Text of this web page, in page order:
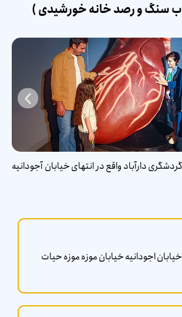
سنگ و رصد خانه خورشیدی )
دارآباد واقع در انتهای خیابان آجودانیه
و خوش آب و هوا ترین مناطق تهران واقع
چهار بخش بسیار جذاب برای بازدید وجود دارد
پارک، رویا پارک، دکتر لند و موزه شهاب سنگ و
برای بازدید می توانید هم به صورت خانوادگی،
و هم به صورتی گروهی اقدام به خرید بلیط از
بفرمایید.
اجودانیه خیابان موزه موزه حیات